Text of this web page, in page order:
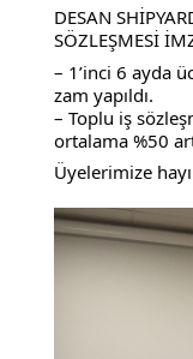
DESAN
SÖZLEŞMESİ
– 1’inci 6 ayda
zam yapıldı.
– Toplu iş
ortalama %50
Üyelerimize